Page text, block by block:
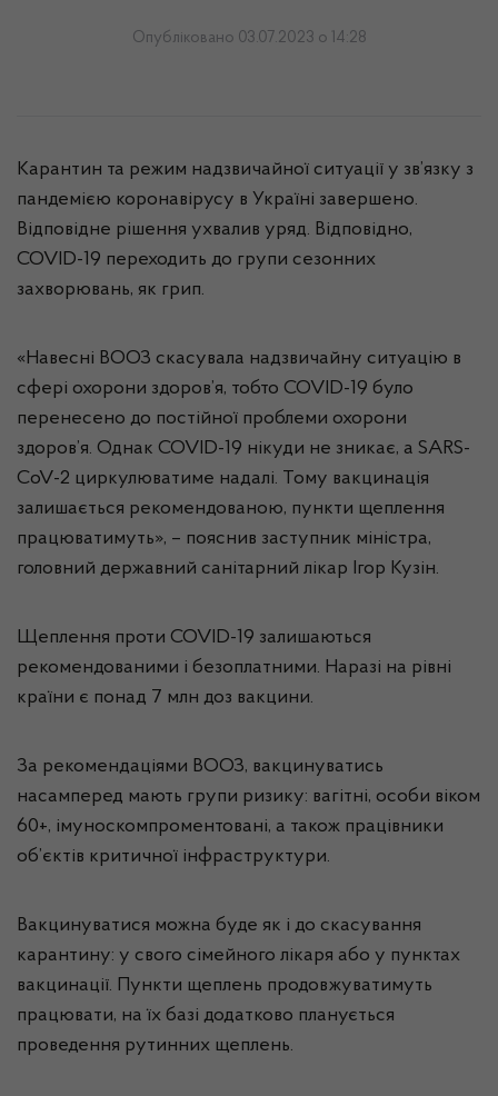
Опубліковано 03.07.2023 о 14:28
Карантин та режим надзвичайної ситуації у зв’язку з
пандемією коронавірусу в Україні завершено.
Відповідне рішення ухвалив уряд. Відповідно,
COVID-19 переходить до групи сезонних
захворювань, як грип.
«Навесні ВООЗ скасувала надзвичайну ситуацію в
сфері охорони здоров’я, тобто COVID-19 було
перенесено до постійної проблеми охорони
здоров’я. Однак COVID-19 нікуди не зникає, а SARS-
CoV-2 циркулюватиме надалі. Тому вакцинація
залишається рекомендованою, пункти щеплення
працюватимуть», – пояснив заступник міністра,
головний державний санітарний лікар Ігор Кузін.
Щеплення проти COVID-19 залишаються
рекомендованими і безоплатними. Наразі на рівні
країни є понад 7 млн доз вакцини.
За рекомендаціями ВООЗ, вакцинуватись
насамперед мають групи ризику: вагітні, особи віком
60+, імуноскомпроментовані, а також працівники
об’єктів критичної інфраструктури.
Вакцинуватися можна буде як і до скасування
карантину: у свого сімейного лікаря або у пунктах
вакцинації. Пункти щеплень продовжуватимуть
працювати, на їх базі додатково планується
проведення рутинних щеплень.